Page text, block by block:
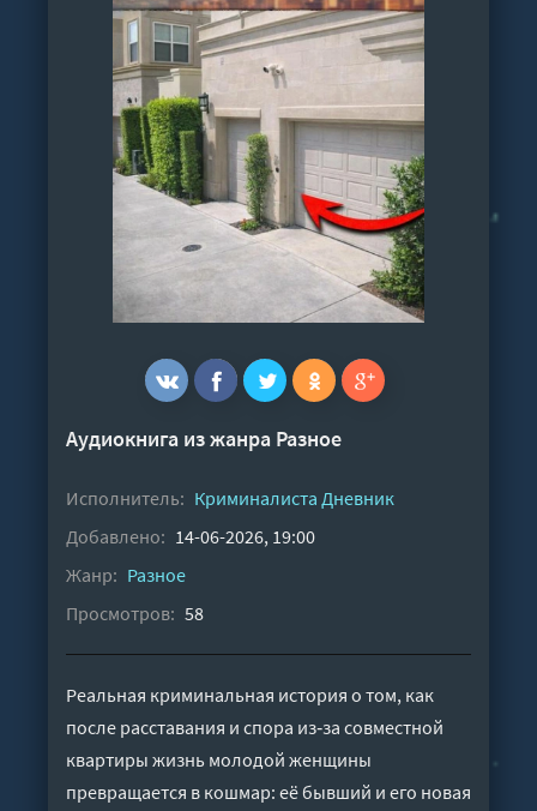
Аудиокнига из жанра Разное
Исполнитель: Криминалиста Дневник
Добавлено: 14-06-2026, 19:00
Жанр: Разное
Просмотров: 58
Реальная криминальная история о том, как
после расставания и спора из‑за совместной
квартиры жизнь молодой женщины
превращается в кошмар: её бывший и его новая